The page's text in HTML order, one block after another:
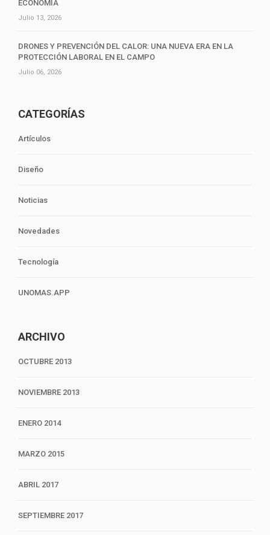
ECONOMÍA
Julio 13, 2026
DRONES Y PREVENCIÓN DEL CALOR: UNA NUEVA ERA EN LA
PROTECCIÓN LABORAL EN EL CAMPO
Julio 06, 2026
CATEGORÍAS
Artículos
Diseño
Noticias
Novedades
Tecnología
UNOMAS.APP
ARCHIVO
OCTUBRE 2013
NOVIEMBRE 2013
ENERO 2014
MARZO 2015
ABRIL 2017
SEPTIEMBRE 2017